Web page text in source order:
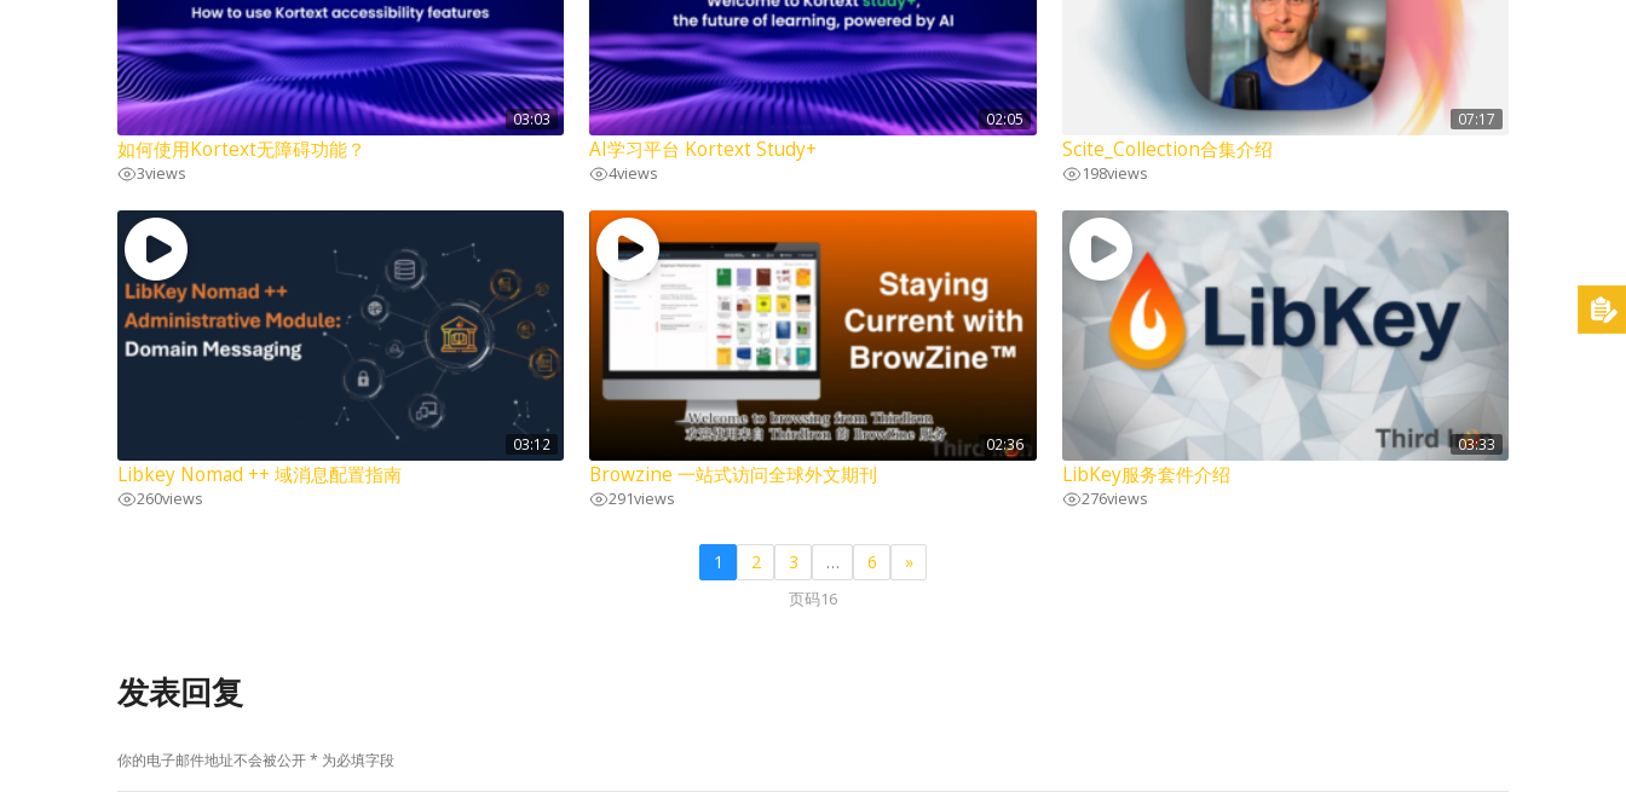
03:03
如何使用Kortext无障碍功能？
3views
02:05
AI学习平台 Kortext Study+
4views
07:17
Scite_Collection合集介绍
198views
03:12
Libkey Nomad ++ 域消息配置指南
260views
02:36
Browzine 一站式访问全球外文期刊
291views
03:33
LibKey服务套件介绍
276views
1 2 3 … 6 »
页码16
发表回复
你的电子邮件地址不会被公开* 为必填字段